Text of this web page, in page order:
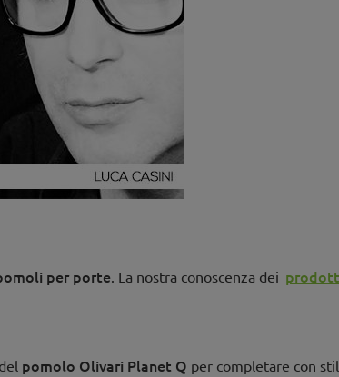
per porte . La nostra conoscenza dei
pomolo Olivari Planet Q per completare con